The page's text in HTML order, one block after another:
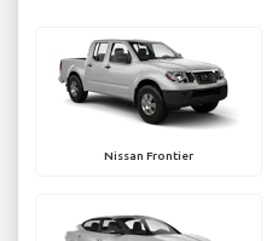
Nissan Frontier